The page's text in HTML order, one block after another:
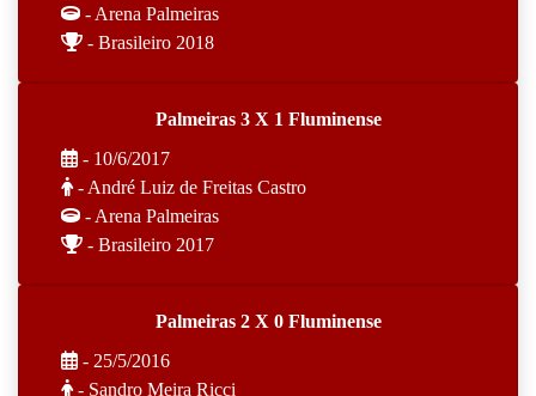
- Arena Palmeiras
- Brasileiro 2018
Palmeiras 3 X 1 Fluminense
- 10/6/2017
- André Luiz de Freitas Castro
- Arena Palmeiras
- Brasileiro 2017
Palmeiras 2 X 0 Fluminense
- 25/5/2016
- Sandro Meira Ricci